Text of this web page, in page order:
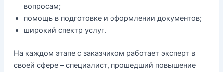
вопросам;
помощь в подготовке и оформлении документов;
широкий спектр услуг.
На каждом этапе с заказчиком работает эксперт в
своей сфере – специалист, прошедший повышение